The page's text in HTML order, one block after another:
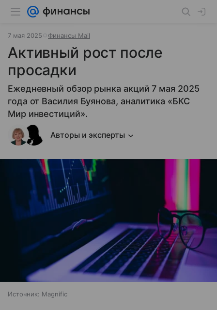
7 мая 2025 Финансы Mail
Активный рост после
просадки
Ежедневный обзор рынка акций 7 мая 2025
года от Василия Буянова, аналитика «БКС
Мир инвестиций».
Авторы и эксперты
Источник: Magnific